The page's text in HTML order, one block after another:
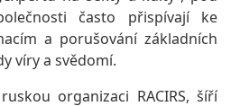
často přispívají ke
a porušování základních
víry a svědomí.
organizaci RACIRS, šíří